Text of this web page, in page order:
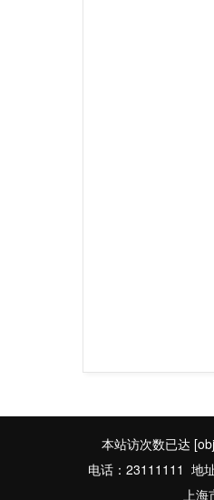
本站访次数已达
电话：23111111 地
上海